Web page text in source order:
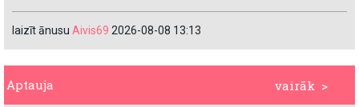
laizīt ānusu Aivis69 2026-08-08 13:13
vairāk >
Aptauja